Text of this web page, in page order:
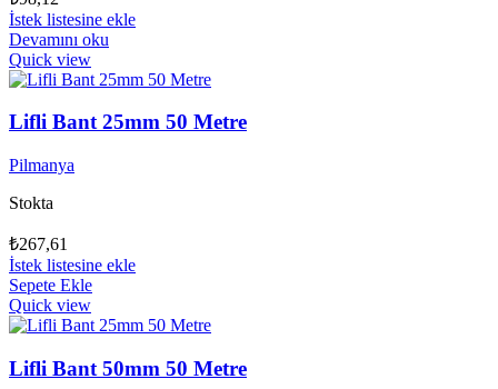
İstek listesine ekle
Devamını oku
Quick view
Lifli Bant 25mm 50 Metre
Pilmanya
Stokta
₺267,61
İstek listesine ekle
Sepete Ekle
Quick view
Lifli Bant 50mm 50 Metre